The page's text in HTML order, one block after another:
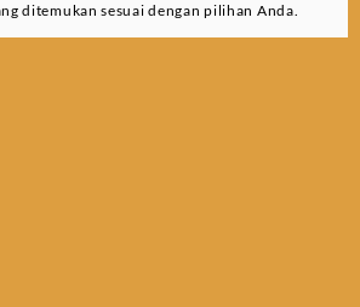
ditemukan sesuai dengan pilihan Anda.